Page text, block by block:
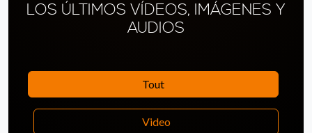
LOS ÚLTIMOS VÍDEOS, IMÁGENES Y
AUDIOS
Tout
Video